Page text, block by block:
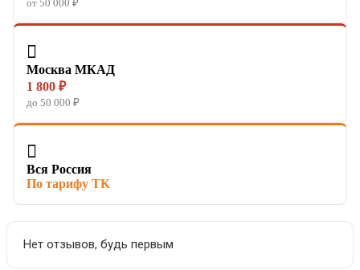
от 50 000 ₽

Москва МКАД
1 800 ₽
до 50 000 ₽

Вся Россия
По тарифу ТК
Нет отзывов, будь первым